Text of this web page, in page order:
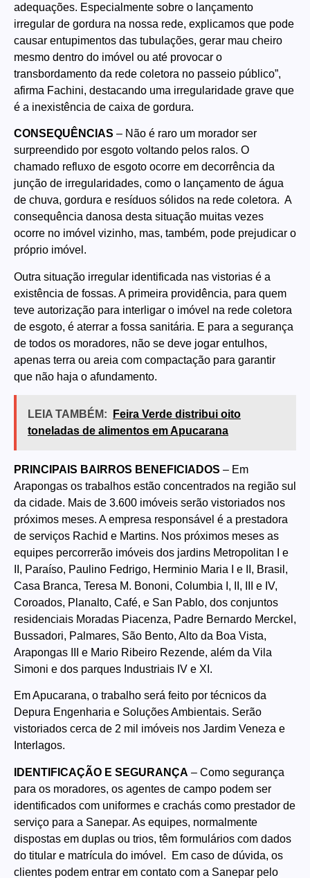
adequações. Especialmente sobre o lançamento
irregular de gordura na nossa rede, explicamos que pode
causar entupimentos das tubulações, gerar mau cheiro
mesmo dentro do imóvel ou até provocar o
transbordamento da rede coletora no passeio público”,
afirma Fachini, destacando uma irregularidade grave que
é a inexistência de caixa de gordura.
CONSEQUÊNCIAS – Não é raro um morador ser
surpreendido por esgoto voltando pelos ralos. O
chamado refluxo de esgoto ocorre em decorrência da
junção de irregularidades, como o lançamento de água
de chuva, gordura e resíduos sólidos na rede coletora. A
consequência danosa desta situação muitas vezes
ocorre no imóvel vizinho, mas, também, pode prejudicar o
próprio imóvel.
Outra situação irregular identificada nas vistorias é a
existência de fossas. A primeira providência, para quem
teve autorização para interligar o imóvel na rede coletora
de esgoto, é aterrar a fossa sanitária. E para a segurança
de todos os moradores, não se deve jogar entulhos,
apenas terra ou areia com compactação para garantir
que não haja o afundamento.
LEIA TAMBÉM:
Feira Verde distribui oito
toneladas de alimentos em Apucarana
PRINCIPAIS BAIRROS BENEFICIADOS – Em
Arapongas os trabalhos estão concentrados na região sul
da cidade. Mais de 3.600 imóveis serão vistoriados nos
próximos meses. A empresa responsável é a prestadora
de serviços Rachid e Martins. Nos próximos meses as
equipes percorrerão imóveis dos jardins Metropolitan I e
II, Paraíso, Paulino Fedrigo, Herminio Maria I e II, Brasil,
Casa Branca, Teresa M. Bononi, Columbia I, II, III e IV,
Coroados, Planalto, Café, e San Pablo, dos conjuntos
residenciais Moradas Piacenza, Padre Bernardo Merckel,
Bussadori, Palmares, São Bento, Alto da Boa Vista,
Arapongas III e Mario Ribeiro Rezende, além da Vila
Simoni e dos parques Industriais IV e XI.
Em Apucarana, o trabalho será feito por técnicos da
Depura Engenharia e Soluções Ambientais. Serão
vistoriados cerca de 2 mil imóveis nos Jardim Veneza e
Interlagos.
IDENTIFICAÇÃO E SEGURANÇA – Como segurança
para os moradores, os agentes de campo podem ser
identificados com uniformes e crachás como prestador de
serviço para a Sanepar. As equipes, normalmente
dispostas em duplas ou trios, têm formulários com dados
do titular e matrícula do imóvel. Em caso de dúvida, os
clientes podem entrar em contato com a Sanepar pelo